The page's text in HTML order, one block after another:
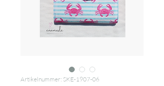
Artikelnummer: SKE-1907-06